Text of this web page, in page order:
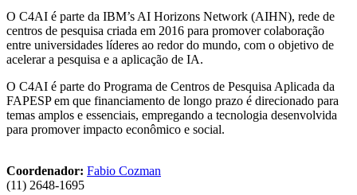
O C4AI é parte da IBM’s AI Horizons Network (AIHN), rede de
centros de pesquisa criada em 2016 para promover colaboração
entre universidades líderes ao redor do mundo, com o objetivo de
acelerar a pesquisa e a aplicação de IA.
O C4AI é parte do Programa de Centros de Pesquisa Aplicada da
FAPESP em que financiamento de longo prazo é direcionado para
temas amplos e essenciais, empregando a tecnologia desenvolvida
para promover impacto econômico e social.
Coordenador: Fabio Cozman
(11) 2648-1695